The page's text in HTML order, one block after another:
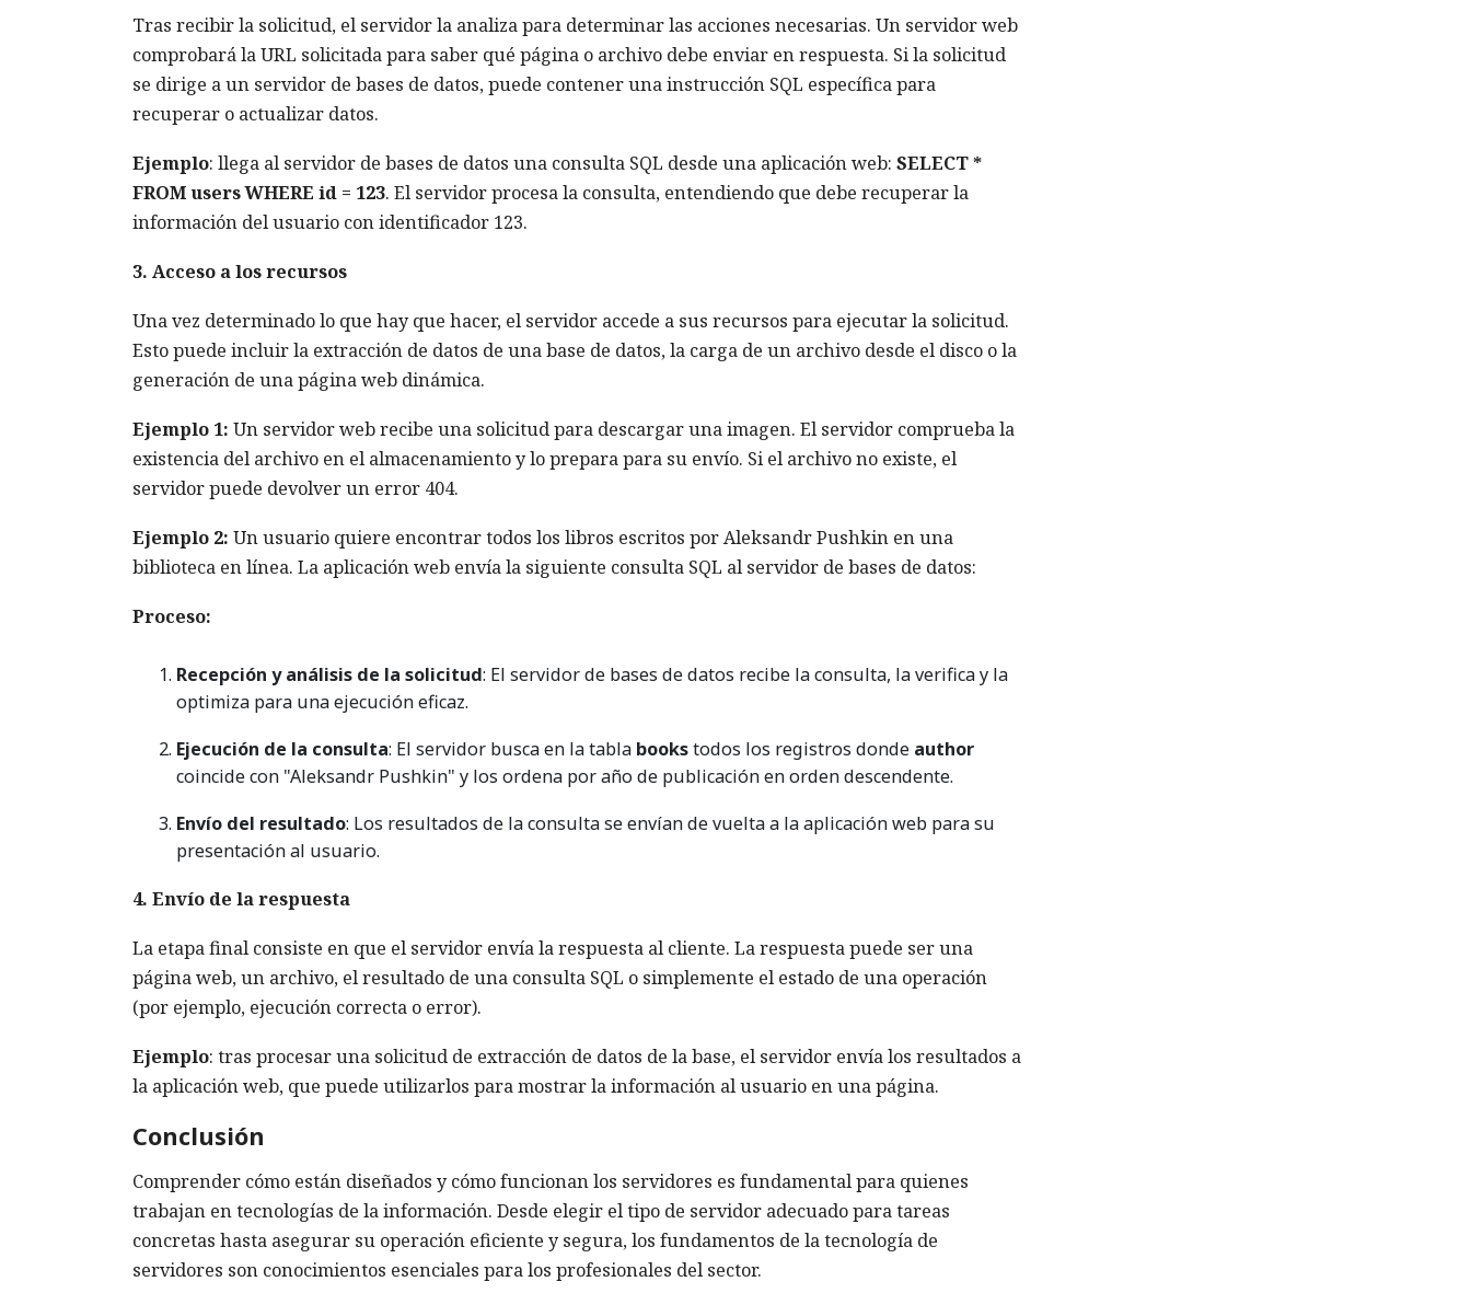
Tras recibir la solicitud, el servidor la analiza para determinar las acciones necesarias. Un servidor web
comprobará la URL solicitada para saber qué página o archivo debe enviar en respuesta. Si la solicitud
se dirige a un servidor de bases de datos, puede contener una instrucción SQL específica para
recuperar o actualizar datos.
Ejemplo: llega al servidor de bases de datos una consulta SQL desde una aplicación web: SELECT *
FROM users WHERE id = 123. El servidor procesa la consulta, entendiendo que debe recuperar la
información del usuario con identificador 123.
3. Acceso a los recursos
Una vez determinado lo que hay que hacer, el servidor accede a sus recursos para ejecutar la solicitud.
Esto puede incluir la extracción de datos de una base de datos, la carga de un archivo desde el disco o la
generación de una página web dinámica.
Ejemplo 1: Un servidor web recibe una solicitud para descargar una imagen. El servidor comprueba la
existencia del archivo en el almacenamiento y lo prepara para su envío. Si el archivo no existe, el
servidor puede devolver un error 404.
Ejemplo 2: Un usuario quiere encontrar todos los libros escritos por Aleksandr Pushkin en una
biblioteca en línea. La aplicación web envía la siguiente consulta SQL al servidor de bases de datos:
Proceso:
Recepción y análisis de la solicitud: El servidor de bases de datos recibe la consulta, la verifica y la
optimiza para una ejecución eficaz.
Ejecución de la consulta: El servidor busca en la tabla bookstodos los registros donde author
coincide con "Aleksandr Pushkin" y los ordena por año de publicación en orden descendente.
Envío del resultado: Los resultados de la consulta se envían de vuelta a la aplicación web para su
presentación al usuario.
4. Envío de la respuesta
La etapa final consiste en que el servidor envía la respuesta al cliente. La respuesta puede ser una
página web, un archivo, el resultado de una consulta SQL o simplemente el estado de una operación
(por ejemplo, ejecución correcta o error).
Ejemplo: tras procesar una solicitud de extracción de datos de la base, el servidor envía los resultados a
la aplicación web, que puede utilizarlos para mostrar la información al usuario en una página.
Conclusión
Comprender cómo están diseñados y cómo funcionan los servidores es fundamental para quienes
trabajan en tecnologías de la información. Desde elegir el tipo de servidor adecuado para tareas
concretas hasta asegurar su operación eficiente y segura, los fundamentos de la tecnología de
servidores son conocimientos esenciales para los profesionales del sector.